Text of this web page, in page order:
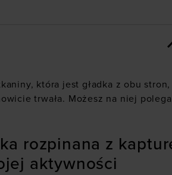
która jest gładka z obu stron,
trwała. Możesz na niej
rozpinana z
aktywności